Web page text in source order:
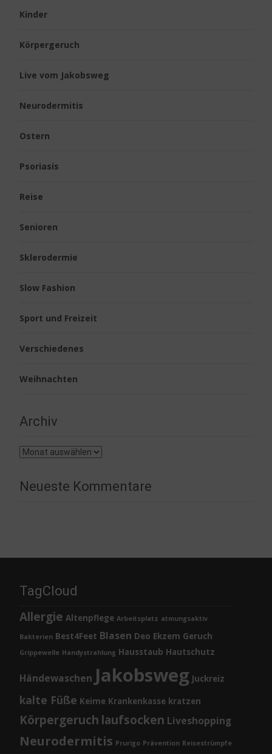
Kinder
Körpergeruch
Live vom Jakobsweg
Neurodermitis
Ostern
Psoriasis
Reise
Senioren
Sklerodermie
Slow Fashion
Sport und Freizeit
Verschiedenes
Weihnachten
Archiv
Archiv
Neueste Kommentare
TagCloud
Allergie Altenpflege Arbeitsplatz atmungsaktiv
Bakterien Best4Feet Blasen Deo Ekzem Geruch
Grippewelle Handystrahlung Hausstaub Hautschutz
Händewaschen Jakobsweg Juckreiz
kalte Füße Keime Krankenkasse kratzen
Körpergeruch laufsocken Liveshopping
Neurodermitis Prurigo Prävention Reisestrümpfe